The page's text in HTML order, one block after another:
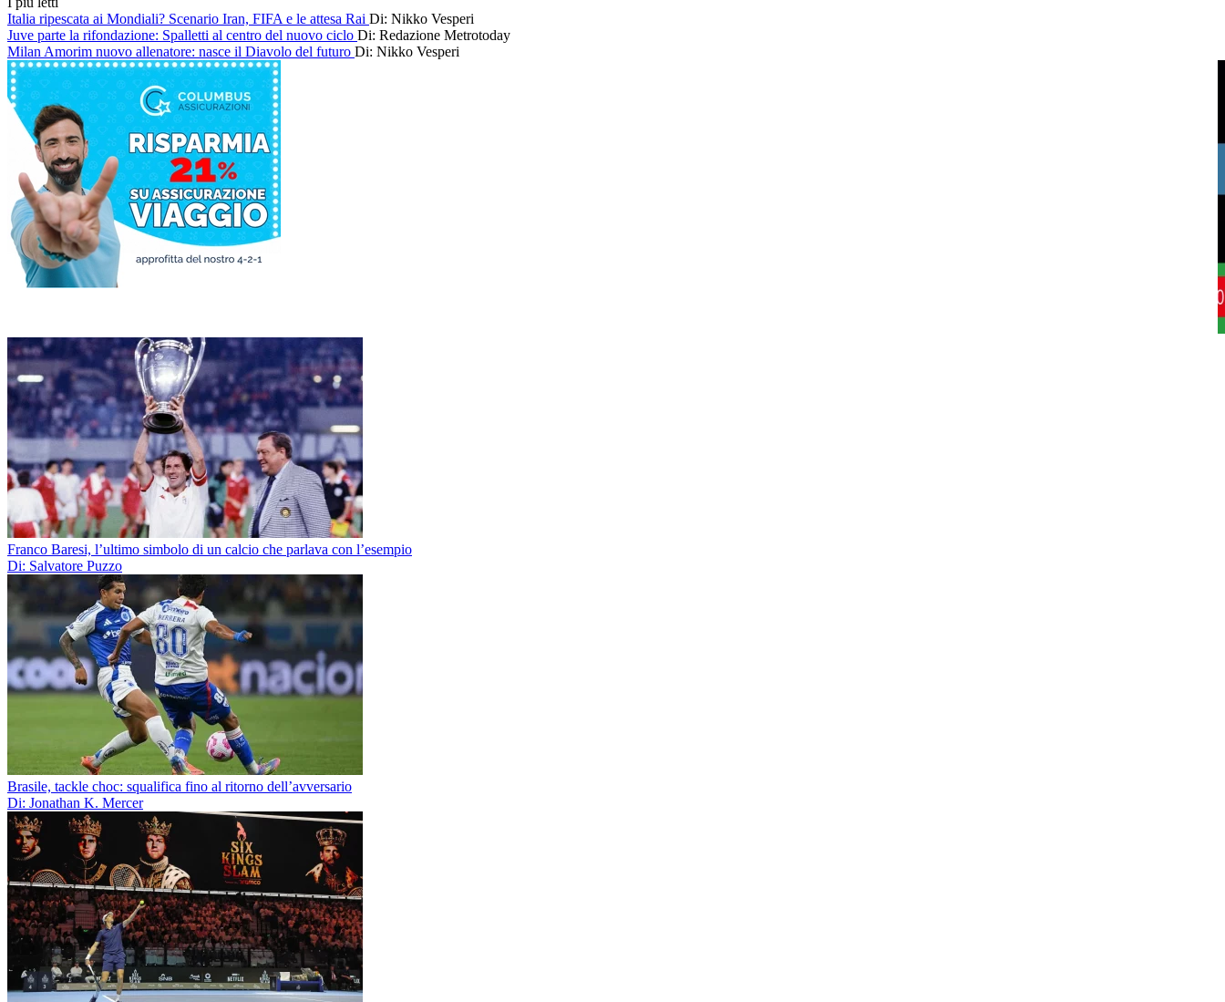
Italia ripescata ai Mondiali? Scenario Iran, FIFA e le attesa Rai Di: Nikko Vesperi
Juve parte la rifondazione: Spalletti al centro del nuovo ciclo Di: Redazione Metrotoday
Milan Amorim nuovo allenatore: nasce il Diavolo del futuro Di: Nikko Vesperi
Franco Baresi, l’ultimo simbolo di un calcio che parlava con l’esempio
Di: Salvatore Puzzo
Brasile, tackle choc: squalifica fino al ritorno dell’avversario
Di: Jonathan K. Mercer